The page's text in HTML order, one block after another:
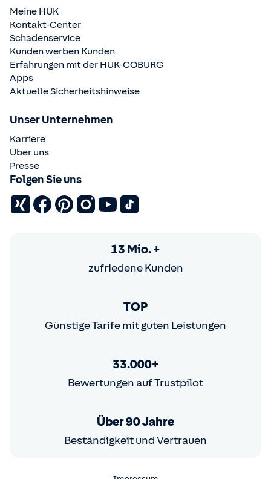
Meine HUK
Kontakt-Center
Schadenservice
Kunden werben Kunden
Erfahrungen mit der HUK-COBURG
Apps
Aktuelle Sicherheitshinweise
Unser Unternehmen
Karriere
Über uns
Presse
Folgen Sie uns
13 Mio. +
zufriedene Kunden
TOP
Günstige Tarife mit guten Leistungen
33.000+
Bewertungen auf Trustpilot
Über 90 Jahre
Beständigkeit und Vertrauen